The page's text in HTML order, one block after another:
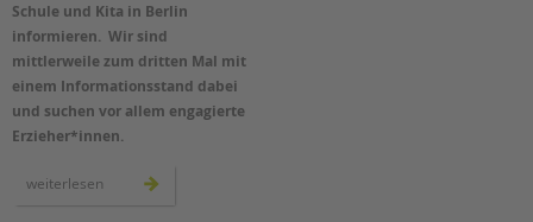
BETREUTES WOHNEN
TANDEM BTL AKADEMIE
Zertfikatskurse
Seminarkalender
Seminarräume
Schule und Kita in Berlin
informieren. Wir sind
mittlerweile zum dritten Mal mit
einem Informationsstand dabei
und suchen vor allem engagierte
Erzieher*innen.
weiterlesen